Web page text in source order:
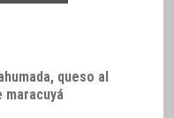
queso al
maracuyá